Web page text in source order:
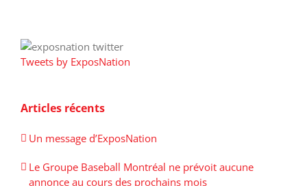
Tweets by ExposNation
Articles récents
Un message d’ExposNation
Le Groupe Baseball Montréal ne prévoit aucune
annonce au cours des prochains mois